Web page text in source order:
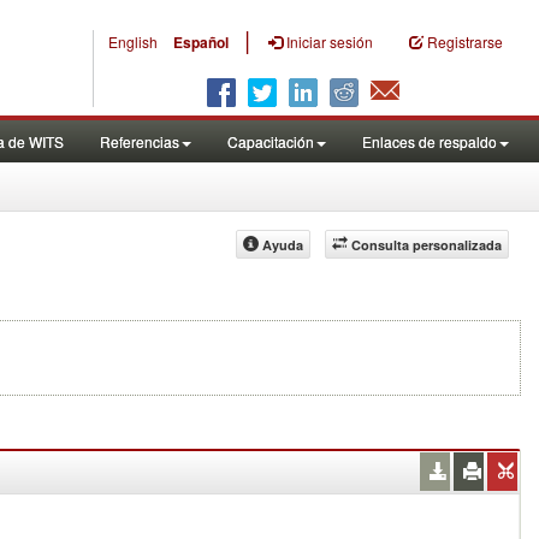
English Español | Iniciar sesión Registrarse
de WITS Referencias Capacitación Enlaces de respaldo
Consulta personalizada
Ayuda